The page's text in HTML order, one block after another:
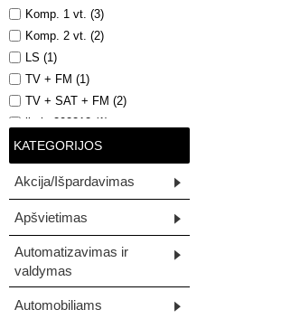
Komp. 1 vt. (3)
Komp. 2 vt. (2)
LS (1)
TV + FM (1)
TV + SAT + FM (2)
ikelta202212 (1)
ikelta202212g (1)
visos prekės (12)
KATEGORIJOS
Akcija/Išpardavimas
Apšvietimas
Automatizavimas ir
valdymas
Automobiliams